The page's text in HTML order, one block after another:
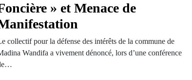
» et Menace de
collectif pour la défense des intérêts de la commune de
Wandifa a vivement dénoncé, lors d’une conférence